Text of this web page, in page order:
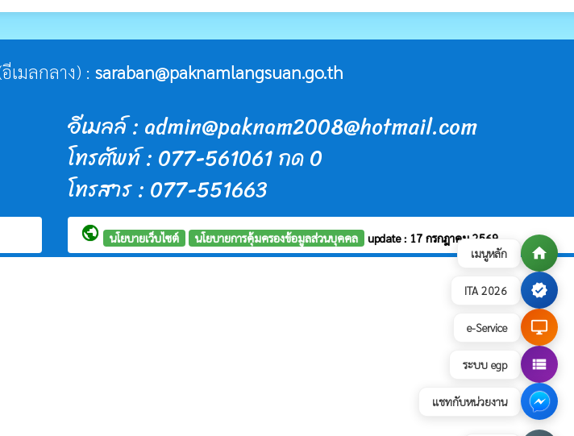
เมนูหลัก home
ITA 2026 verified
e-Service desktop_windows
ระบบ egp view_list
แชทกับหน่วยงาน
เมลกลาง) : saraban@paknamlangsuan.go.th
อีเมลล์ : admin@paknam2008@hotmail.com
โทรศัพท์ : 077-561061 กด 0
โทรสาร : 077-551663
public นโยบายเว็บไซต์ นโยบายการคุ้มครองข้อมูลส่วนบุคคล update : 17 กรกฎาคม 2569